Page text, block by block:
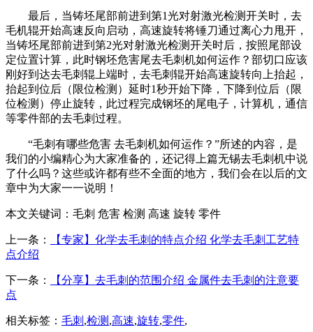
最后，当铸坯尾部前进到第1光对射激光检测开关时，去
毛机辊开始高速反向启动，高速旋转将锤刀通过离心力甩开，
当铸坯尾部前进到第2光对射激光检测开关时后，按照尾部设
定位置计算，此时钢坯危害尾去毛刺机如何运作？部切口应该
刚好到达去毛刺辊上端时，去毛刺辊开始高速旋转向上抬起，
抬起到位后（限位检测）延时1秒开始下降，下降到位后（限
位检测）停止旋转，此过程完成钢坯的尾电子，计算机，通信
等零件部的去毛刺过程。
“毛刺有哪些危害 去毛刺机如何运作？”所述的内容，是
我们的小编精心为大家准备的，还记得上篇无锡去毛刺机中说
了什么吗？这些或许都有些不全面的地方，我们会在以后的文
章中为大家一一说明！
本文关键词： 毛刺 危害 检测 高速 旋转 零件
上一条：
【专家】化学去毛刺的特点介绍 化学去毛刺工艺特
点介绍
下一条：
【分享】去毛刺的范围介绍 金属件去毛刺的注意要
点
相关标签： 毛刺 ,检测 ,高速,旋转,零件,